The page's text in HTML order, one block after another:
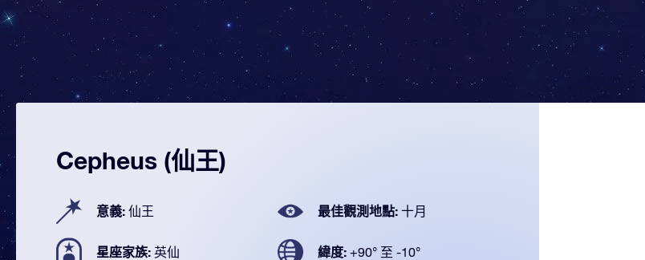
Cepheus (仙王)
意義: 仙王 最佳觀測地點: 十月
星座家族: 英仙 緯度: +90° 至 -10°